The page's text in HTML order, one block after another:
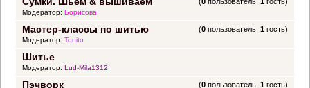
Модератор: Борисова
Мастер-классы по шитью (0 пользователь,1 гость)
Модератор: Tonito
Шитье
Модератор: Lud-Mila1312
Пэчворк (0 пользователь,1 гость)